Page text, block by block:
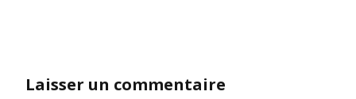
Laisser un commentaire